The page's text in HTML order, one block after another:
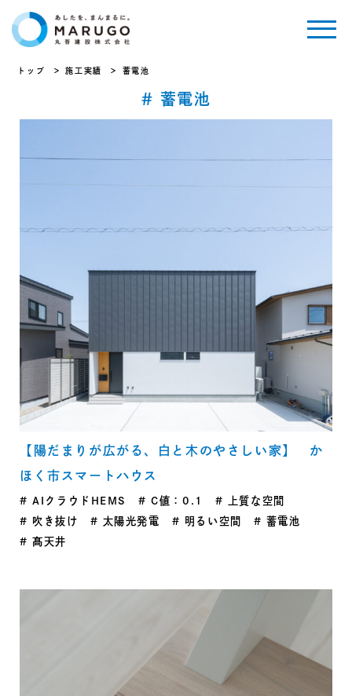
トップ 施工実績 蓄電池
# 蓄電池
【陽だまりが広がる、白と木のやさしい家】 か
ほく市スマートハウス
AIクラウドHEMS C値：0.1
上質な空間
吹き抜け
太陽光発電 明るい空間
蓄電池
髙天井